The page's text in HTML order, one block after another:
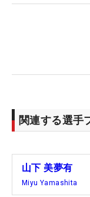
関連する選手
山下 美夢有
Miyu Yamashita